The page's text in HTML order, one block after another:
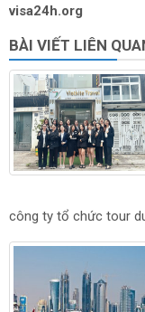
visa24h.org
BÀI VIẾT LIÊN
công ty tổ chức tour